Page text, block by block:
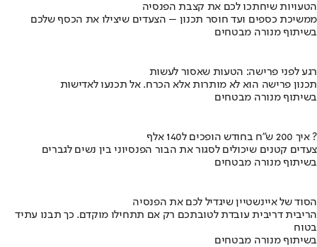
הטעויות שיחתכו לכם את קצבת הפנסיה
ממשיכת כספים ועד חוסר תכנון – הצעדים שיצילו את הכסף שלכם
בשיתוף מנורה מבטחים
רגע לפני פרישה: הטעות שאסור לעשות
תכנון פרישה הוא לא מותרות אלא הכרח. אל תכנעו לאדישות
בשיתוף מנורה מבטחים
איך 200 ש"ח בחודש הופכים ל140 אלף ?
צעדים קטנים שיכולים לסגור את הבור הפנסיוני בין נשים לגברים
בשיתוף מנורה מבטחים
הסוד של איינשטיין שיגדיל לכם את הפנסיה
הריבית דריבית עובדת לטובתכם רק אם תתחילו מוקדם. כך תבנו עתיד
בטוח
בשיתוף מנורה מבטחים